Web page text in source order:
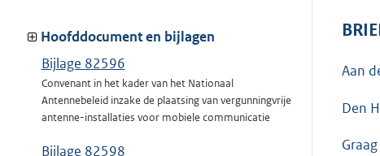
Hoofddocument en bijlagen
Bijlage 82596
Convenant in het kader van het Nationaal
Antennebeleid inzake de plaatsing van vergunningvrije
antenne-installaties voor mobiele communicatie
Bijlage 82598
Aan
Den